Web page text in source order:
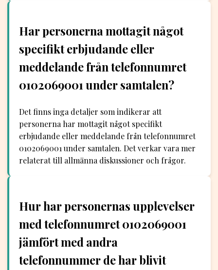
Har personerna mottagit något
specifikt erbjudande eller
meddelande från telefonnumret
0102069001 under samtalen?
Det finns inga detaljer som indikerar att
personerna har mottagit något specifikt
erbjudande eller meddelande från telefonnumret
0102069001 under samtalen. Det verkar vara mer
relaterat till allmänna diskussioner och frågor.
Hur har personernas upplevelser
med telefonnumret 0102069001
jämfört med andra
telefonnummer de har blivit